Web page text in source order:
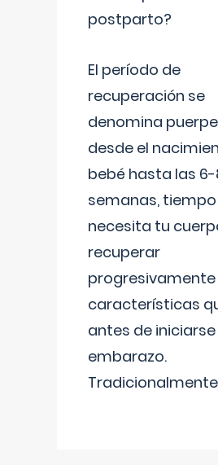
postparto?
El período de
recuperación se
denomina
desde el
bebé hasta las
semanas,
necesita tu
recuperar
progresivamente
características
antes de iniciarse
embarazo.